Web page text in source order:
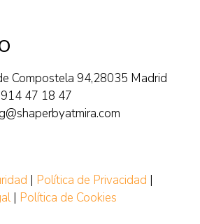
Compostela 94,28035 Madrid
47 18 47
| Política de Privacidad |
| Política de Cookies